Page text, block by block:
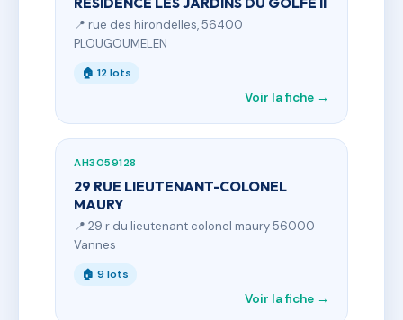
📍 rue des hirondelles, 56400
PLOUGOUMELEN
🏠 12 lots
Voir la fiche →
AH3059128
29 RUE LIEUTENANT-COLONEL
MAURY
📍 29 r du lieutenant colonel maury 56000
Vannes
🏠 9 lots
Voir la fiche →